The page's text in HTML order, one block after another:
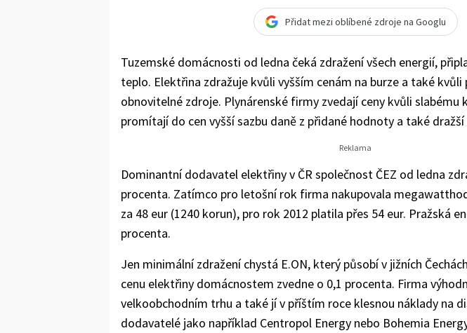
Přidat mezi oblíbené zdroje na Googlu
Tuzemské domácnosti od ledna čeká zdražení všech energií,
teplo. Elektřina zdražuje kvůli vyšším cenám na burze a také kvůli
obnovitelné zdroje. Plynárenské firmy zvedají ceny kvůli slabému
promítají do cen vyšší sazbu daně z přidané hodnoty a také dražší
Dominantní dodavatel elektřiny v ČR společnost ČEZ od ledna
procenta. Zatímco pro letošní rok firma nakupovala
za 48 eur (1240 korun), pro rok 2012 platila přes 54 eur. Pražská
procenta.
Jen minimální zdražení chystá E.ON, který působí v jižních
cenu elektřiny domácnostem zvedne o 0,1 procenta. Firma
velkoobchodním trhu a také jí v příštím roce klesnou náklady na
dodavatelé jako například Centropol Energy nebo Bohemia